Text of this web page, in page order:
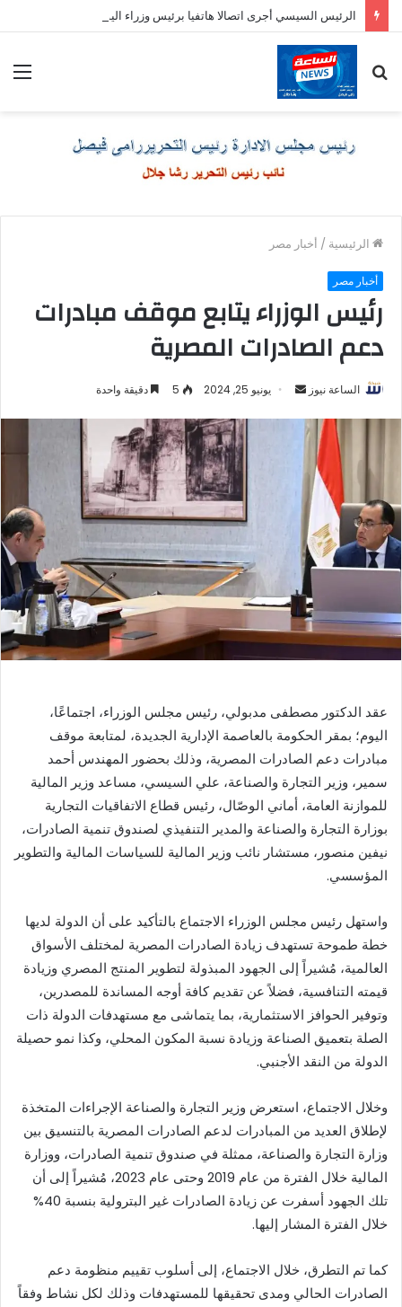
الرئيس السيسي أجرى اتصالا هاتفيا برئيس وزراء اليونان
عن
الرئيسية / أخبار مصر
أخبار مصر
رئيس الوزراء يتابع موقف مبادرات
دعم الصادرات المصرية
الساعة نيوز
أرسل يونيو 25, 2024 5 دقيقة واحدة
عقد الدكتور مصطفى مدبولي، رئيس مجلس الوزراء، اجتماعًا،
اليوم؛ بمقر الحكومة بالعاصمة الإدارية الجديدة، لمتابعة موقف
مبادرات دعم الصادرات المصرية، وذلك بحضور المهندس أحمد
سمير، وزير التجارة والصناعة، علي السيسي، مساعد وزير المالية
للموازنة العامة، أماني الوصّال، رئيس قطاع الاتفاقيات التجارية
بوزارة التجارة والصناعة والمدير التنفيذي لصندوق تنمية الصادرات،
نيفين منصور، مستشار نائب وزير المالية للسياسات المالية والتطوير
المؤسسي.
واستهل رئيس مجلس الوزراء الاجتماع بالتأكيد على أن الدولة لديها
خطة طموحة تستهدف زيادة الصادرات المصرية لمختلف الأسواق
العالمية، مُشيراً إلى الجهود المبذولة لتطوير المنتج المصري وزيادة
قيمته التنافسية، فضلاً عن تقديم كافة أوجه المساندة للمصدرين،
وتوفير الحوافز الاستثمارية، بما يتماشى مع مستهدفات الدولة ذات
الصلة بتعميق الصناعة وزيادة نسبة المكون المحلي، وكذا نمو حصيلة
الدولة من النقد الأجنبي.
وخلال الاجتماع، استعرض وزير التجارة والصناعة الإجراءات المتخذة
لإطلاق العديد من المبادرات لدعم الصادرات المصرية بالتنسيق بين
وزارة التجارة والصناعة، ممثلة في صندوق تنمية الصادرات، ووزارة
المالية خلال الفترة من عام 2019 وحتى عام 2023، مُشيراً إلى أن
تلك الجهود أسفرت عن زيادة الصادرات غير البترولية بنسبة 40%
خلال الفترة المشار إليها.
كما تم التطرق، خلال الاجتماع، إلى أسلوب تقييم منظومة دعم
الصادرات الحالي ومدى تحقيقها للمستهدفات وذلك لكل نشاط وفقاً